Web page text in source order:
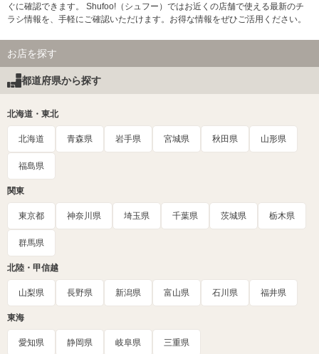
ぐに確認できます。 Shufoo!（シュフー）ではお近くの店舗で使える最新のチ
ラシ情報を、手軽にご確認いただけます。お得な情報をぜひご活用ください。
お店を探す
都道府県から探す
北海道・東北
北海道 青森県 岩手県 宮城県 秋田県 山形県
福島県
関東
東京都 神奈川県 埼玉県 千葉県 茨城県 栃木県
群馬県
北陸・甲信越
山梨県 長野県 新潟県 富山県 石川県 福井県
東海
愛知県 静岡県 岐阜県 三重県